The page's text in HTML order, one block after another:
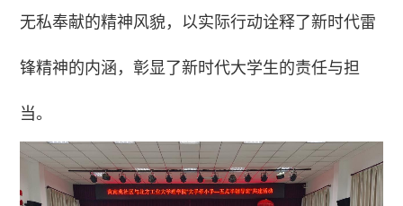
无私奉献的精神风貌，以实际行动诠释了新时代雷
锋精神的内涵，彰显了新时代大学生的责任与担
当。